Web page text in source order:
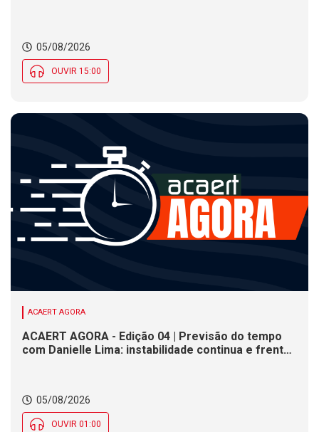
05/08/2026
OUVIR 15:00
ACAERT AGORA
ACAERT AGORA - Edição 04 | Previsão do tempo
com Danielle Lima: instabilidade continua e frente
05/08/2026
OUVIR 01:00